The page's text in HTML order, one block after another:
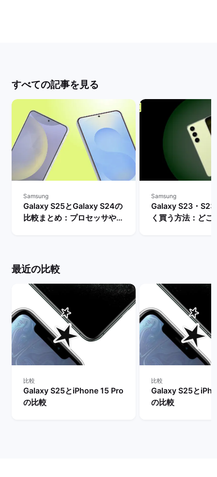
すべての記事を見る
Samsung
Galaxy S25とGalaxy S24の
比較まとめ：プロセッサやバ
Samsung
Galaxy S23・
く買う方法：どこ
最近の比較
比較
Galaxy S25とiPhone 15 Pro
の比較
比較
Galaxy S25と
の比較